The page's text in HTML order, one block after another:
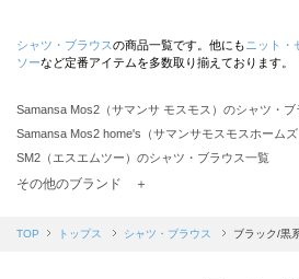
シャツ・ブラウスの商品一覧です。他にも ニット・
ソーなど定番アイテムを多数取り揃えております。
Samansa Mos2（サマンサ モスモス）のシャツ・ブ
Samansa Mos2 home's（サマンサモスモスホーム
SM2（エスエムツー）のシャツ・ブラウス一覧
Samansa Mos2 blue（サマンサモスモス ブルー）
その他のブランド ＋
TOP トップス シャツ・ブラウス ブラック/黒